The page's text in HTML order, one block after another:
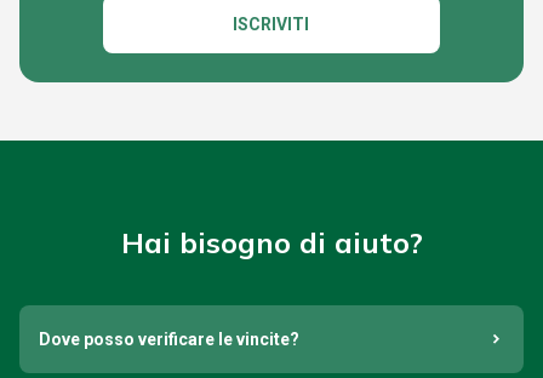
ISCRIVITI
Hai bisogno di aiuto?
Dove posso verificare le vincite?